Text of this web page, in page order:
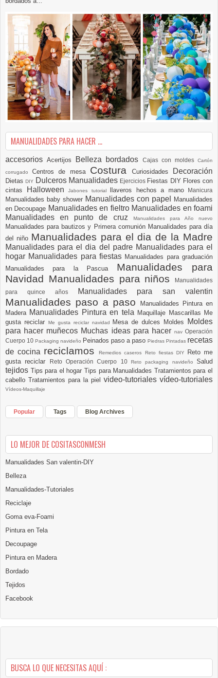
MANUALIDADES PARA HACER ...
accesoriosAcertijos Belleza bordados Cajas con moldesCartón
corrugadoCentros de mesa Costura Curiosidades Decoración
DietasDIY Dulceros Manualidades Ejercicios Fiestas DIY Flores con
cintas
Halloween Jabones tutorial llaveros hechos a mano Manicura
Manualidades baby shower Manualidades con papel
Manualidades
en Decoupage Manualidades en fieltro Manualidades en foami
Manualidades en punto de cruz
Manualidades para Año nuevo
Manualidades para bautizos y Primera comunión Manualidades para día
del niño Manualidades para el dia de la Madre
Manualidades para el dia del padre Manualidades para el
hogar Manualidades para fiestas Manualidades para graduación
Manualidades para la Pascua Manualidades para
Navidad Manualidades para niños
Manualidades
para quince años
Manualidades para san valentin
Manualidades paso a paso
Manualidades Pintura en
Madera Manualidades Pintura en tela Maquillaje Mascarillas Me
gusta reciclar
Me gusta reciclar navidad Mesa de dulces Moldes
Moldes
para hacer muñecos Muchas ideas para hacer nav Operación
Cuerpo 10 Packaging navideño Peinados paso a paso Piedras Pintadas recetas
de cocina reciclamosRemedios caseros Reto fiestas DIY Reto me
gusta reciclar
Reto Operación Cuerpo 10Reto packaging navideñoSalud
tejidos Tips para el hogarTips para Manualidades Tratamientos para el
cabello Tratamientos para la piel video-tutoriales vídeo-tutoriales
Vídeos-Maquillaje
Popular Tags Blog Archives
LO MEJOR DE COSITASCONMESH
Manualidades San valentin-DIY
Belleza
Manualidades-Tutoriales
Reciclaje
Goma eva-Foami
Pintura en Tela
Decoupage
Pintura en Madera
Bordado
Tejidos
Facebook
BUSCA LO QUE NECESITAS AQUÍ :